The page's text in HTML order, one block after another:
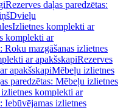
Rezerves daļas paredzētas:
Dvieļu
Izlietnes komplekti ar
komplekti ar
Roku mazgāšanas izlietnes
ar apakšskapiRezerves
apakšskapiMēbeļu izlietnes
paredzētas: Mēbeļu izlietnes
komplekti ar
Iebūvējamas izlietnes